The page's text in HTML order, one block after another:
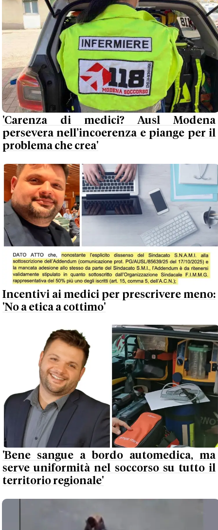
'Carenza di medici? Ausl Modena
persevera nell’incoerenza e piange per il
problema che crea'
Incentivi ai medici per prescrivere meno:
'No a etica a cottimo'
'Bene sangue a bordo automedica, ma
serve uniformità nel soccorso su tutto il
territorio regionale'